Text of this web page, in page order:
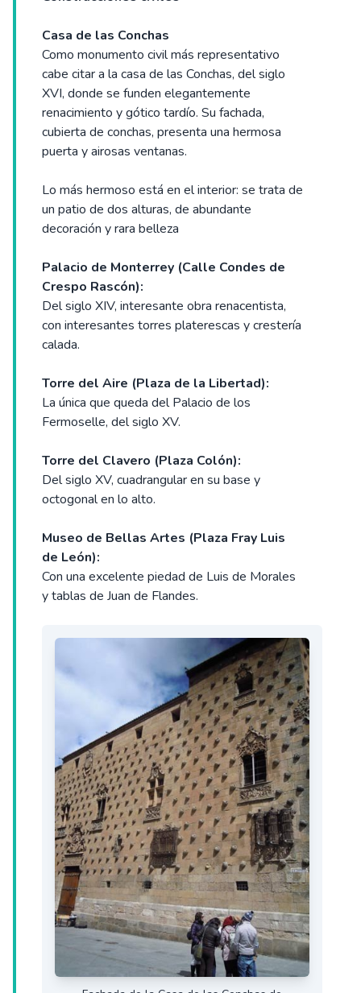
Casa de las Conchas
Como monumento civil más representativo
cabe citar a la casa de las Conchas, del siglo
XVI, donde se funden elegantemente
renacimiento y gótico tardío. Su fachada,
cubierta de conchas, presenta una hermosa
puerta y airosas ventanas.
Lo más hermoso está en el interior: se trata de
un patio de dos alturas, de abundante
decoración y rara belleza
Palacio de Monterrey (Calle Condes de
Crespo Rascón):
Del siglo XIV, interesante obra renacentista,
con interesantes torres platerescas y crestería
calada.
Torre del Aire (Plaza de la Libertad):
La única que queda del Palacio de los
Fermoselle, del siglo XV.
Torre del Clavero (Plaza Colón):
Del siglo XV, cuadrangular en su base y
octogonal en lo alto.
Museo de Bellas Artes (Plaza Fray Luis
de León):
Con una excelente piedad de Luis de Morales
y tablas de Juan de Flandes.